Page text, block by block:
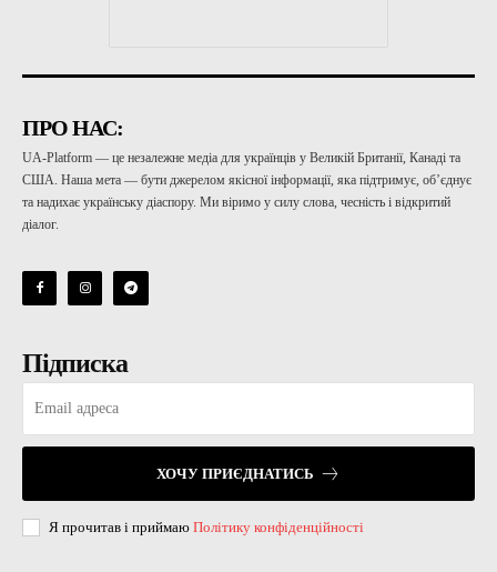
ПРО НАС:
UA-Platform — це незалежне медіа для українців у Великій Британії, Канаді та
США. Наша мета — бути джерелом якісної інформації, яка підтримує, об’єднує
та надихає українську діаспору. Ми віримо у силу слова, чесність і відкритий
діалог.
Підписка
ХОЧУ ПРИЄДНАТИСЬ
Я прочитав і приймаю Політику конфіденційності